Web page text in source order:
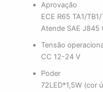
Aprovação
ECE R65 TA1/
Atende SAE J845
Tensão
CC 12-24 V
Poder
72LED*1,5W (cor